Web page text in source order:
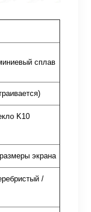
сплав
K10
экрана
/